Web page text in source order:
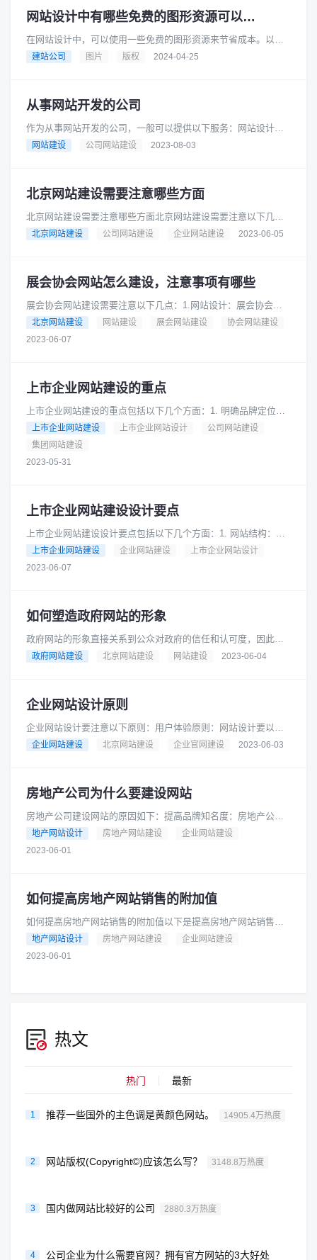
网站设计中有哪些免费的图形资源可以用于商业目的
在网站设计中，可以使用一些免费的图形资源来节省成本。以下
是一些提供免费图形资源的网站，它们都可以用于商业目的：
建站公司 图片 版权 2024-04-25
从事网站开发的公司
作为从事网站开发的公司，一般可以提供以下服务：网站设计与
开发：根据客户需求，设计和建立符合其品牌形象和目标的网
网站建设 公司网站建设 2023-08-03
北京网站建设需要注意哪些方面
北京网站建设需要注意哪些方面北京网站建设需要注意以下几个
方面：网站设计：网站设计应该简洁明了，界面美观，易于用户
北京网站建设 公司网站建设 企业网站建设 2023-06-05
展会协会网站怎么建设，注意事项有哪些
展会协会网站建设需要注意以下几点：1.网站设计：展会协会网
站需要采用简洁、大气、美观的设计风格，突出展会协会的特点
和形象，便于用户浏览和使用......
北京网站建设 网站建设 展会网站建设
协会网站建设
2023-06-07
上市企业网站建设的重点
上市企业网站建设的重点包括以下几个方面：1. 明确品牌定位：
网站需要清晰地表达企业的品牌定位，传达企业的核心价值和竞
争优势。2. 提供详细的......
上市企业网站建设 上市企业网站设计
公司网站建设
集团网站建设
2023-05-31
上市企业网站建设设计要点
上市企业网站建设设计要点包括以下几个方面：1. 网站结构：网
站应该设计清晰的结构，便于用户快速找到所需信息。可以采用
导航栏、面包屑导航等方式......
上市企业网站建设 企业网站建设
上市企业网站设计
2023-06-07
如何塑造政府网站的形象
政府网站的形象直接关系到公众对政府的信任和认可度，因此塑
造政府网站的形象非常重要。以下是几个建议：1. 网站设计：政
政府网站建设 北京网站建设 网站建设 2023-06-04
企业网站设计原则
企业网站设计要注意以下原则：用户体验原则：网站设计要以用
户为中心，注重用户体验，提供易用性和可访问性，让用户能够
企业网站建设 北京网站建设 企业官网建设 2023-06-03
房地产公司为什么要建设网站
房地产公司建设网站的原因如下：提高品牌知名度：房地产公司
可以通过网站宣传自己的品牌形象和特点，提高品牌知名度，增
加曝光率。增加销售渠道：房地......
地产网站设计 房地产网站建设
企业网站建设
2023-06-01
如何提高房地产网站销售的附加值
如何提高房地产网站销售的附加值以下是提高房地产网站销售的
附加值的几个方法：提供专业的房产知识：网站可以提供一些专
业的房产知识，比如税收政策、......
地产网站设计 房地产网站建设
企业网站建设
2023-06-01
热文
热门 最新
1 推荐一些国外的主色调是黄颜色网站。 14905.4万热度
2 网站版权(Copyright©)应该怎么写？ 3148.8万热度
3 国内做网站比较好的公司 2880.3万热度
4 公司企业为什么需要官网？拥有官方网站的3大好处